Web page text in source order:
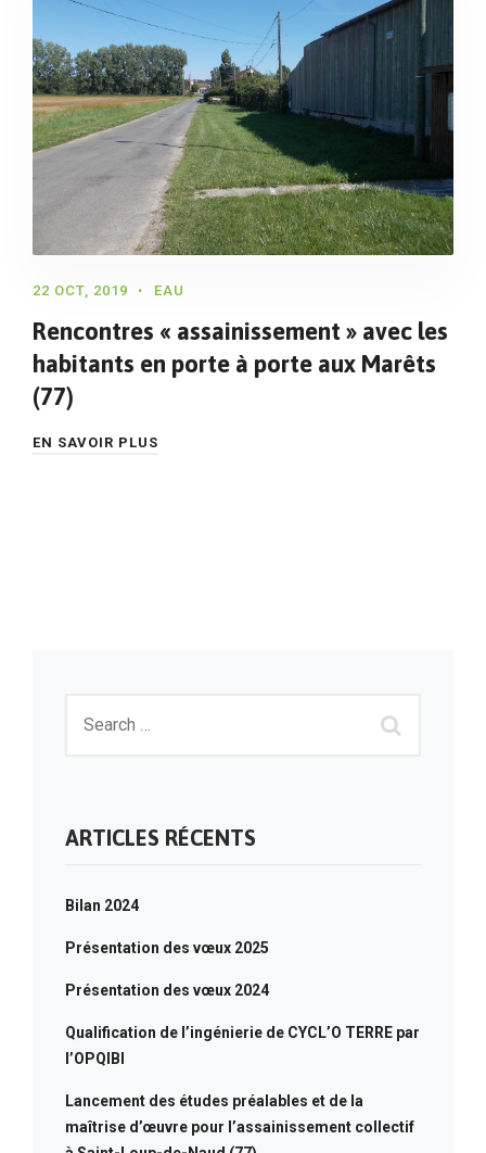
22 OCT, 2019 EAU
Rencontres « assainissement » avec les
habitants en porte à porte aux Marêts
(77)
EN SAVOIR PLUS
ARTICLES RÉCENTS
Bilan 2024
Présentation des vœux 2025
Présentation des vœux 2024
Qualification de l’ingénierie de CYCL’O TERRE par
l’OPQIBI
Lancement des études préalables et de la
maîtrise d’œuvre pour l’assainissement collectif